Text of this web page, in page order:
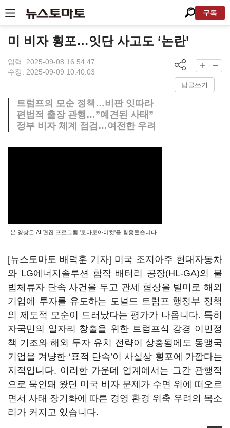
구독
미 비자 횡포…잇단 사고도 ‘논란’
입력: 2025-09-08 16:54:47
수정: 2025-09-09 10:40:03
답글쓰기
트럼프의 모순 정책…비판 잇따라
편법적 출장 관행…”예견된 사태”
정부 비자 체계 점검…여전한 우려
본 영상은 AI 편집 프로그램 '토마토아이컷'을 활용했습니다.
[뉴스토마토 배덕훈 기자] 미국 조지아주 현대자동차
와 LG에너지솔루션 합작 배터리 공장(HL-GA)의 불
법체류자 단속 사건을 두고 관세 협상을 빌미로 해외
기업에 투자를 유도하는 도널드 트럼프 행정부 정책
의 제도적 모순이 드러났다는 평가가 나옵니다. 특히
자국민의 일자리 창출을 위한 트럼프식 강경 이민정
책 기조와 해외 투자 유치 전략이 상충됨에도 동맹국
기업을 겨냥한 ‘표적 단속’이 사실상 횡포에 가깝다는
지적입니다. 이러한 가운데 업계에서는 그간 관행적
으로 묵인돼 왔던 미국 비자 문제가 수면 위에 떠오르
면서 사태 장기화에 따른 경영 환경 위축 우려의 목소
리가 커지고 있습니다.